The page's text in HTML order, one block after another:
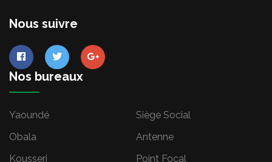
Nous suivre
Nos bureaux
Yaoundé
Siège Social
Obala
Antenne
Kousseri
Point Focal